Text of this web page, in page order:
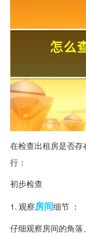
在检查出租房是否存
行：
初步检查
1. 观察房间细节 ：
仔细观察房间的角